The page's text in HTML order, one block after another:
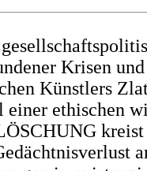
Krisen
Künstlers
ethischen